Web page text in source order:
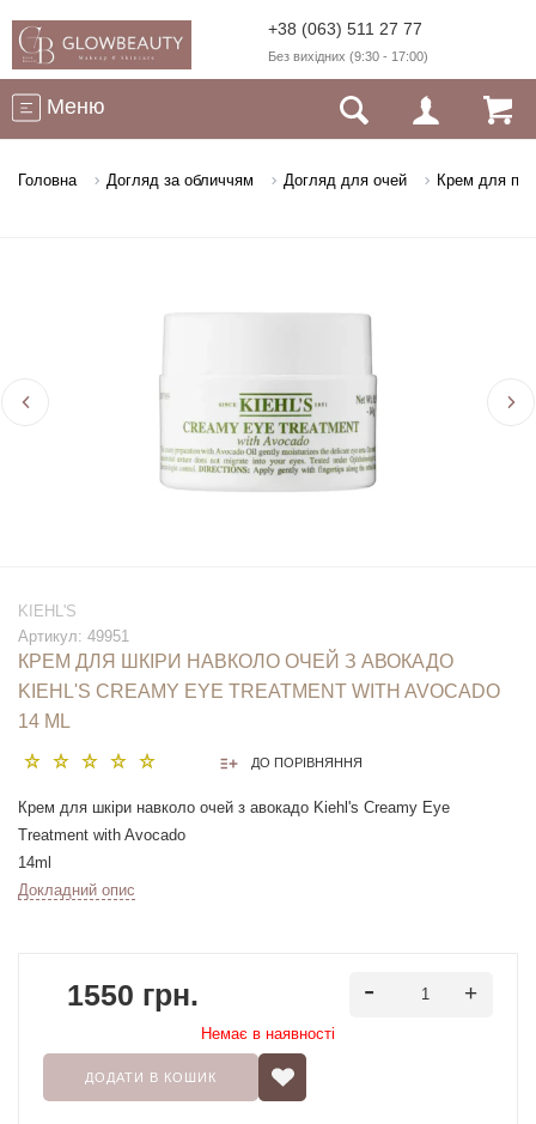
+38 (063) 511 27 77
Без вихідних (9:30 - 17:00)
Меню
Головна Догляд за обличчям Догляд для очей Крем для
KIEHL'S
Артикул: 49951
КРЕМ ДЛЯ ШКІРИ НАВКОЛО ОЧЕЙ З АВОКАДО
KIEHL'S CREAMY EYE TREATMENT WITH AVOCADO
14 ML
ДО ПОРІВНЯННЯ
Крем для шкіри навколо очей з авокадо Kiehl's Creamy Eye
Treatment with Avocado
14ml
Докладний опис
1550 грн.
Немає в наявностi
ДОДАТИ В КОШИК